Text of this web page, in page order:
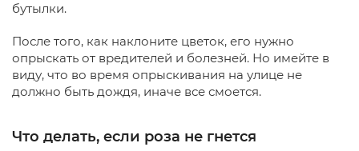
бутылки.
После того, как наклоните цветок, его нужно
опрыскать от вредителей и болезней. Но имейте в
виду, что во время опрыскивания на улице не
должно быть дождя, иначе все смоется.
Что делать, если роза не гнется